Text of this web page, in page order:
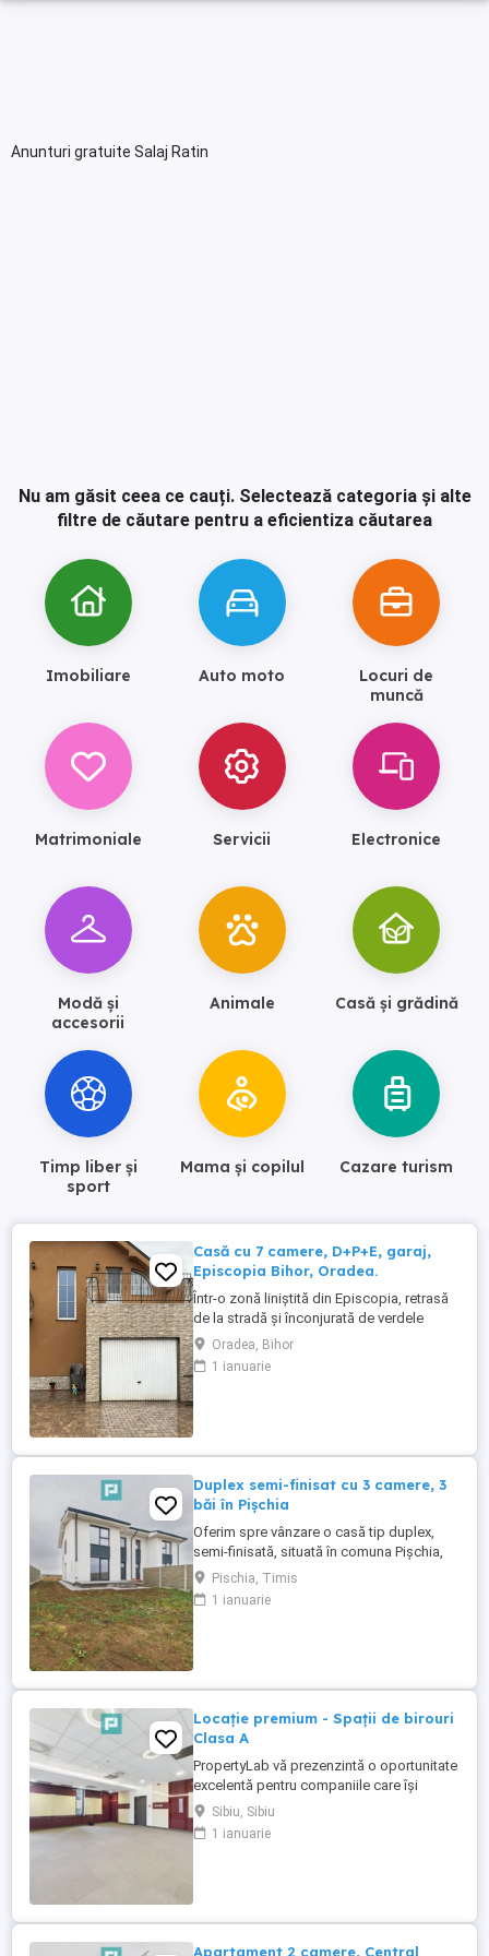
Anunturi gratuite Salaj Ratin
Nu am găsit ceea ce cauți. Selectează categoria și alte
filtre de căutare pentru a eficientiza căutarea
Imobiliare Auto moto
Locuri de
muncă
Matrimoniale Servicii Electronice
Modă și
accesorii
Animale Casă și grădină
Timp liber și
sport
Mama și copilul Cazare turism
Casă cu 7 camere, D+P+E, garaj,
Episcopia Bihor, Oradea.
Într-o zonă liniștită din Episcopia, retrasă
de la stradă și înconjurată de verdele
elegant al leilandilor, se află o casă care
spune o poveste despre spațiu, confort și
familie. O proprietate gândită pentru o
Oradea, Bihor
1 ianuarie
Duplex semi-finisat cu 3 camere, 3
băi în Pișchia
Oferim spre vânzare o casă tip duplex,
semi-finisată, situată în comuna Pișchia,
într-o zonă liniștită, la doar 17 hm de
Timișoara. ~ Proprietatea este finisată la
exterior si interiorul este semi-finisat : •
Pischia, Timis
1 ianuarie
Locație premium - Spații de birouri
Clasa A
PropertyLab vă prezenzintă o oportunitate
excelentă pentru companiile care își
doresc un sediu modern, reprezentativ și
eficient, amplasat într-una dintre cele mai
căutate zone ale Sibiului. Clădirea este
Sibiu, Sibiu
1 ianuarie
Apartament 2 camere, Central